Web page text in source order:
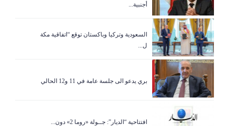
أجنبية...
السعودية وتركيا وباكستان توقع “اتفاقية مكة
ل...
بري يدعو الى جلسة عامة في 11 و12 الحالي
افتتاحية “الديار”: جــولة «روما 2» دون...